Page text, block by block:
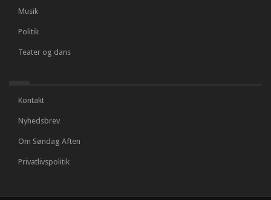
Musik
Politik
Teater og dans
Kontakt
Nyhedsbrev
Om Søndag Aften
Privatlivspolitik